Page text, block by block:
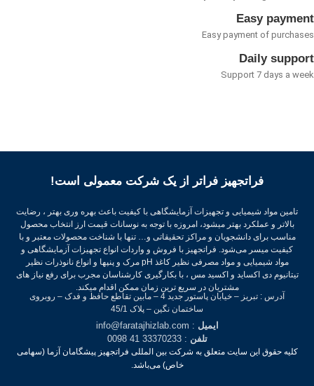
Easy
Easy payment of
Daily
Support 7 days a
فراتجهیز فراتر از یک شرکت معمولی است!
تامین مواد شیمیایی و تجهیزات آزمایشگاهی با کیفیت باعث بهره وری بهتر ، رضایت
بالاتر و عملکرد بهتر میشود، امروزه با توجه به نوسانات قیمت ارز انتخاب محصول
مناسب برای دانشجویان و مراکز تحقیقاتی و… تنها با شناخت محصولات معتبر و با
کیفیت میسر می‌شود.فراتجهیز با فروش و واردات انواع تجهیزات آزمایشگاهی و
مواد شیمیایی و مواد مصرفی نظیر کاغذ pH مرک و پنپها و انواع نانوذرات نظیر
تیتانیوم دی اکساید و اکسید مس ، با بکارگیری کارشناسان مجرب برای رفع نیاز های
مشتریان در سریع ترین زمان ممکن اقدام میکند.
آدرس : تبریز – خیابان پاستور جدید 4 – مابین تقاطع حافظ و فدک – روبروی
ساختمان نگین – پلاک 45/1
ایمیل: info@faratajhizlab.com
تلفن: 33370233 41 0098
کلیه حقوق این سایت متعلق به شرکت بین المللی فراتجهیز پیشگامان آزما (سهامی
خاص) می‌باشد.